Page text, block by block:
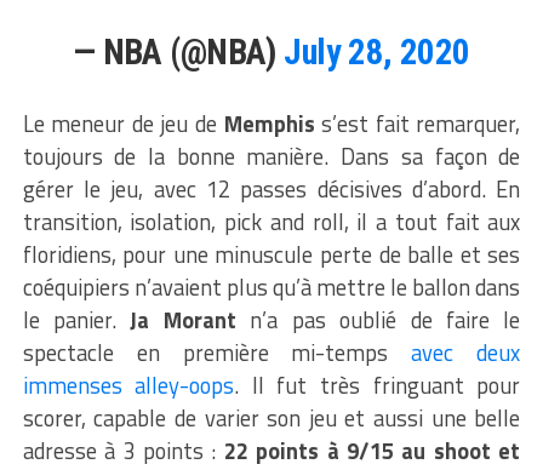
— NBA (@NBA) July 28, 2020
Le meneur de jeu de Memphis s’est fait remarquer,
toujours de la bonne manière. Dans sa façon de
gérer le jeu, avec 12 passes décisives d’abord. En
transition, isolation, pick and roll, il a tout fait aux
floridiens, pour une minuscule perte de balle et ses
coéquipiers n’avaient plus qu’à mettre le ballon dans
le panier.Ja Morant n’a pas oublié de faire le
spectacle en première mi-temps avec deux
immenses alley-oops. Il fut très fringuant pour
scorer, capable de varier son jeu et aussi une belle
adresse à 3 points : 22 points à 9/15 au shoot et